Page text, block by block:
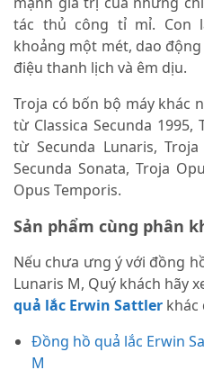
tác thủ công tỉ mỉ. Con
khoảng một mét, dao
điệu thanh lịch và êm dịu.
Troja có bốn bộ máy khác
từ Classica Secunda
từ Secunda Lunaris,
Secunda Sonata, Troja
Opus Temporis.
Sản phẩm cùng phân
Nếu chưa ưng ý với đồng
Lunaris M, Quý khách hãy
quả lắc Erwin Sattler khác
Đồng hồ quả lắc Erwin
M